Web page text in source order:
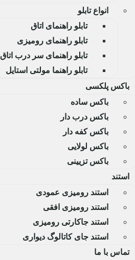
انواع تابلو
تابلو راهنمای اتاق
تابلو راهنمای رومیزی
تابلو راهنمای سر درب اتاق
تابلو راهنما مولتی استایل
باکس پلکسی
باکس ساده
باکس درب دار
باکس کفه دار
باکس لولایی
باکس تزیینی
استند
استند رومیزی عمودی
استند رومیزی افقی
استند جاکارتی رومیزی
استند جای کاتالوگ دیواری
تماس با ما